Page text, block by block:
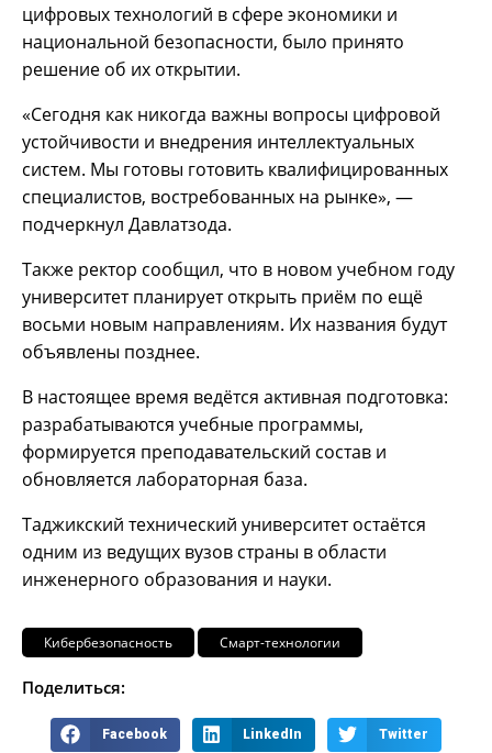
цифровых технологий в сфере экономики и
национальной безопасности, было принято
решение об их открытии.
«Сегодня как никогда важны вопросы цифровой
устойчивости и внедрения интеллектуальных
систем. Мы готовы готовить квалифицированных
специалистов, востребованных на рынке», —
подчеркнул Давлатзода.
Также ректор сообщил, что в новом учебном году
университет планирует открыть приём по ещё
восьми новым направлениям. Их названия будут
объявлены позднее.
В настоящее время ведётся активная подготовка:
разрабатываются учебные программы,
формируется преподавательский состав и
обновляется лабораторная база.
Таджикский технический университет остаётся
одним из ведущих вузов страны в области
инженерного образования и науки.
Кибербезопасность Смарт-технологии
Поделиться:
Facebook LinkedIn Twitter